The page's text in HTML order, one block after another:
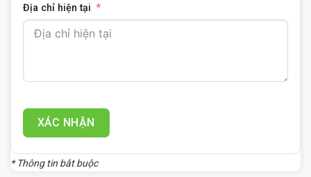
Địa chỉ hiện tại
XÁC NHẬN
* Thông tin bắt buộc